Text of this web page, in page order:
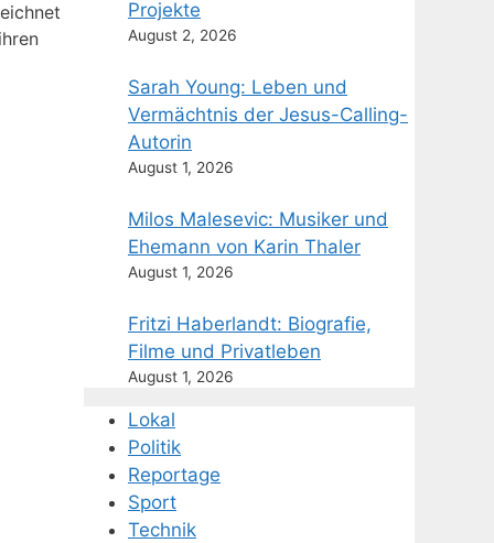
Projekte
August 2, 2026
Sarah Young: Leben und
Vermächtnis der Jesus-Calling-
Autorin
August 1, 2026
Milos Malesevic: Musiker und
Ehemann von Karin Thaler
August 1, 2026
Fritzi Haberlandt: Biografie,
Filme und Privatleben
August 1, 2026
Lokal
Politik
Reportage
Sport
Technik